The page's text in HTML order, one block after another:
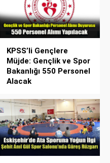
KPSS’li Gençlere
Müjde: Gençlik ve Spor
Bakanlığı 550 Personel
Alacak